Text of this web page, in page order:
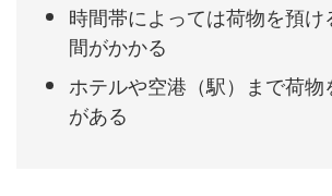
時間帯によっては荷物を預け
間がかかる
ホテルや空港（駅）まで荷物
がある